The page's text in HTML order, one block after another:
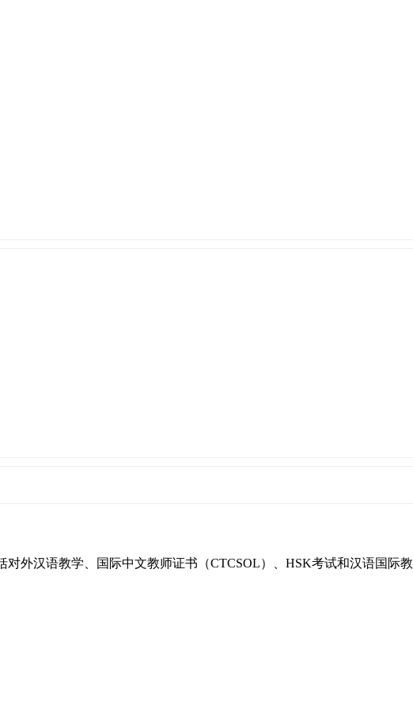
外汉语教学、国际中文教师证书（CTCSOL）、HSK考试和汉语国际